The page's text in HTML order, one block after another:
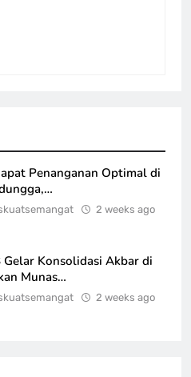
Penanganan Optimal di
2 weeks ago
Gelar Konsolidasi Akbar di
Munas…
2 weeks ago